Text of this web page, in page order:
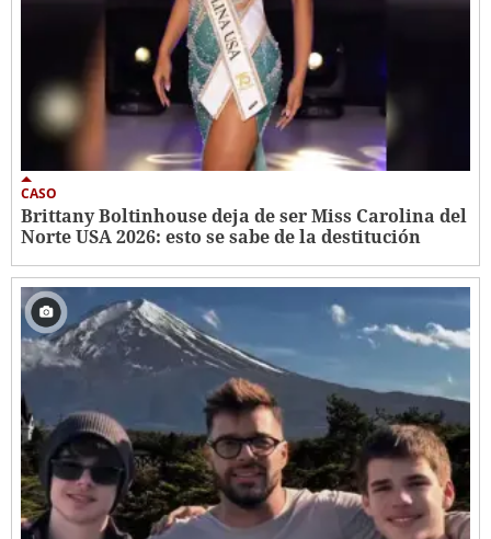
CASO
Brittany Boltinhouse deja de ser Miss Carolina del
Norte USA 2026: esto se sabe de la destitución